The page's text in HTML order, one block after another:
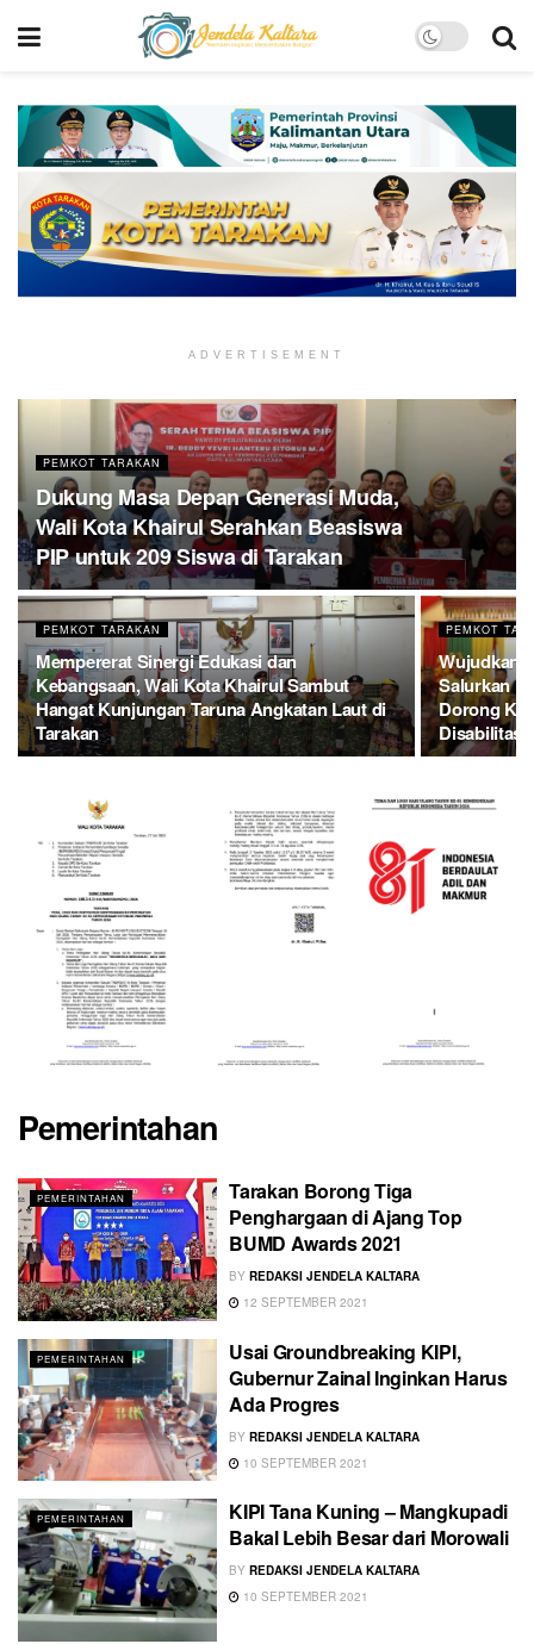
ADVERTISEMENT
PEMKOT TARAKAN
Dukung Masa Depan Generasi Muda,
Wali Kota Khairul Serahkan Beasiswa
PIP untuk 209 Siswa di Tarakan
PEMKOT TARAKAN
Mempererat Sinergi Edukasi dan
Kebangsaan, Wali Kota Khairul Sambut
Hangat Kunjungan Taruna Angkatan Laut di
Tarakan
PEMKOT
Wujudkan
Salurkan
Dorong
Disabilitas
Pemerintahan
PEMERINTAHAN
Tarakan Borong Tiga
Penghargaan di Ajang Top
BUMD Awards 2021
BY REDAKSI JENDELA KALTARA
12 SEPTEMBER 2021
PEMERINTAHAN
Usai Groundbreaking KIPI,
Gubernur Zainal Inginkan Harus
Ada Progres
BY REDAKSI JENDELA KALTARA
10 SEPTEMBER 2021
PEMERINTAHAN
KIPI Tana Kuning – Mangkupadi
Bakal Lebih Besar dari Morowali
BY REDAKSI JENDELA KALTARA
10 SEPTEMBER 2021